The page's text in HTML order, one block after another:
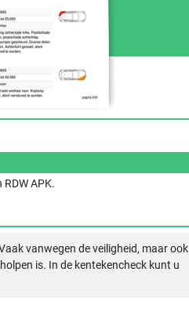
APK.
vanwegen de veiligheid, maar ook
is. In de kentekencheck kunt u